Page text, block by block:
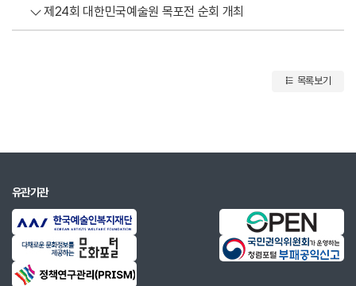
제24회 대한민국예술원 목포전 순회 개최
목록보기
유관기관